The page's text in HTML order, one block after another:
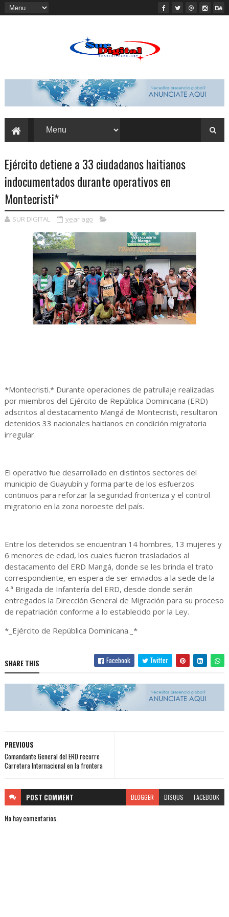
Ejército detiene a 33 ciudadanos haitianos
indocumentados durante operativos en
Montecristi*
SUR DIGITAL year ago
*Montecristi.* Durante operaciones de patrullaje realizadas
por miembros del Ejército de República Dominicana (ERD)
adscritos al destacamento Mangá de Montecristi, resultaron
detenidos 33 nacionales haitianos en condición migratoria
irregular.
El operativo fue desarrollado en distintos sectores del
municipio de Guayubín y forma parte de los esfuerzos
continuos para reforzar la seguridad fronteriza y el control
migratorio en la zona noroeste del país.
Entre los detenidos se encuentran 14 hombres, 13 mujeres y
6 menores de edad, los cuales fueron trasladados al
destacamento del ERD Mangá, donde se les brinda el trato
correspondiente, en espera de ser enviados a la sede de la
4.ª Brigada de Infantería del ERD, desde donde serán
entregados la Dirección General de Migración para su proceso
de repatriación conforme a lo establecido por la Ley.
*_Ejército de República Dominicana._*
SHARE THIS Facebook Twitter
PREVIOUS
Comandante General del ERD recorre
Carretera Internacional en la frontera
POST COMMENT BLOGGER DISQUS FACEBOOK
No hay comentarios.